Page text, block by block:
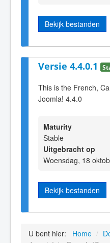
Bekijk bestanden
Versie 4.4.0.1
This is the French,
Joomla! 4.4.0
Maturity
Stable
Uitgebracht op
Woensdag, 18
Bekijk bestanden
U bent hier: Home /